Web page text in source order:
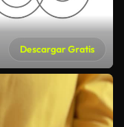
Descargar Gratis